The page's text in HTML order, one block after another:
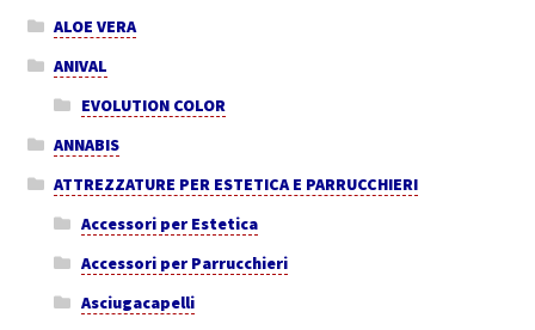
ALOE VERA
ANIVAL
EVOLUTION COLOR
ANNABIS
ATTREZZATURE PER ESTETICA E PARRUCCHIERI
Accessori per Estetica
Accessori per Parrucchieri
Asciugacapelli